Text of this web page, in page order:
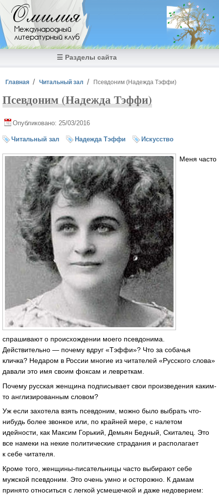
Перейти к основному содержанию
Омилия
Международный
литературный клуб
☰ Разделы сайта
Вы здесь
Главная Читальный зал Псевдоним (Надежда Тэффи)
Псевдоним (Надежда Тэффи)
Опубликовано: 25/03/2016
Читальный зал Надежда Тэффи Искусство
Меня часто
спрашивают о происхождении моего псевдонима.
Действительно — почему вдруг «Тэффи»? Что за собачья
кличка? Недаром в России многие из читателей «Русского слова»
давали это имя своим фоксам и левреткам.
Почему русская женщина подписывает свои произведения каким-
то англизированным словом?
Уж если захотела взять псевдоним, можно было выбрать что-
нибудь более звонкое или, по крайней мере, с налетом
идейности, как Максим Горький, Демьян Бедный, Скиталец. Это
все намеки на некие политические страдания и располагает
к себе читателя.
Кроме того, женщины-писательницы часто выбирают себе
мужской псевдоним. Это очень умно и осторожно. К дамам
принято относиться с легкой усмешечкой и даже недоверием: